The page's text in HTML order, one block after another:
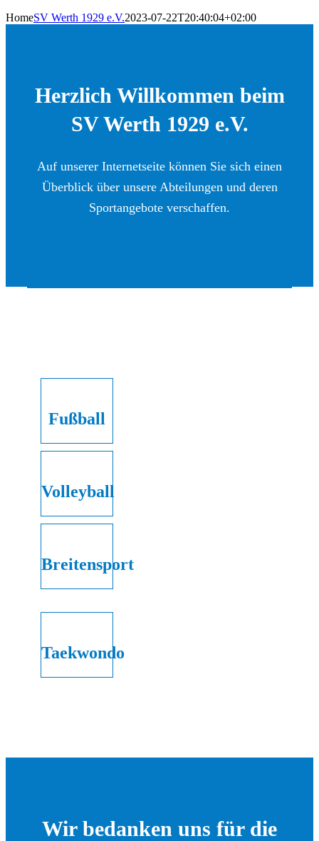
HomeSV Werth 1929 e.V.2023-07-22T20:40:04+02:00
Herzlich Willkommen beim
SV Werth 1929 e.V.
Auf unserer Internetseite können Sie sich einen
Überblick über unsere Abteilungen und deren
Sportangebote verschaffen.
Fußball
Volleyball
Breitensport
Taekwondo
Wir bedanken uns für die